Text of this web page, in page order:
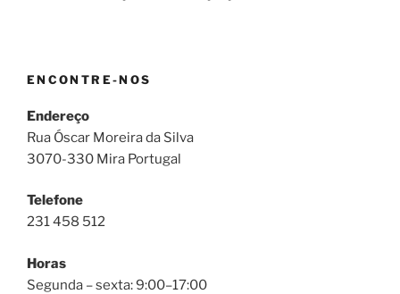
ENCONTRE-NOS
Endereço
Rua Óscar Moreira da Silva
3070-330 Mira Portugal
Telefone
231 458 512
Horas
Segunda – sexta: 9:00–17:00